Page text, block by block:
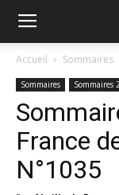
Accueil Sommaires
Sommaires Sommaires
France
N°1035